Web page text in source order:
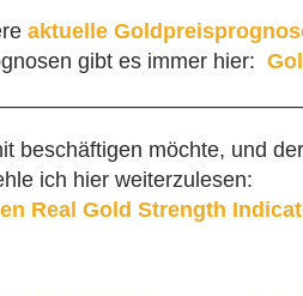
aktuelle
gibt es immer hier:
beschäftigen möchte, und
ich hier weiterzulesen:
Real Gold Strength